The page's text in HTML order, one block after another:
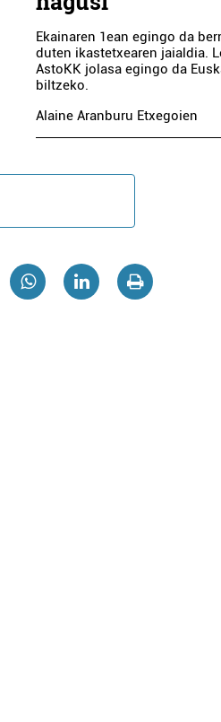
Ekainaren 1ean egingo da
duten ikastetxearen jaialdia.
AstoKK jolasa egingo da
biltzeko.
Alaine Aranburu Etxegoien